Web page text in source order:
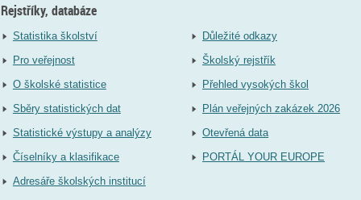
Rejstříky, databáze
Statistika školství
Pro veřejnost
O školské statistice
Sběry statistických dat
Statistické výstupy a analýzy
Číselníky a klasifikace
Adresáře školských institucí
Důležité odkazy
Školský rejstřík
Přehled vysokých škol
Plán veřejných zakázek 2026
Otevřená data
PORTÁL YOUR EUROPE